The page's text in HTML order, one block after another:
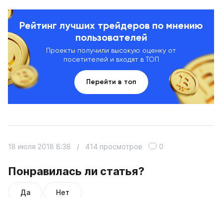
Рейтинг лучших трейдеров по мнению
пользователей
Проекты получили высокую оценку от
посетителей и входят в ТОП
Перейти в топ
Понравилась ли статья?
Да Нет
18 июля 2018 8:38 / 414 просмотров 0